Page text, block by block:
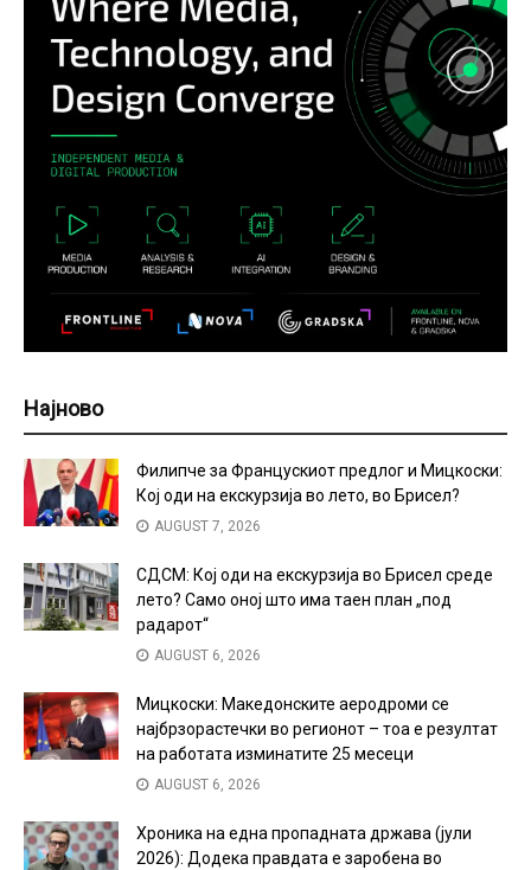
Најново
Филипче за Францускиот предлог и Мицкоски:
Кој оди на екскурзија во лето, во Брисел?
AUGUST 7, 2026
СДСМ: Кој оди на екскурзија во Брисел среде
лето? Само оној што има таен план „под
радарот“
AUGUST 6, 2026
Мицкоски: Македонските аеродроми се
најбрзорастечки во регионот – тоа е резултат
на работата изминатите 25 месеци
AUGUST 6, 2026
Хроника на една пропадната држава (јули
2026): Додека правдата е заробена во